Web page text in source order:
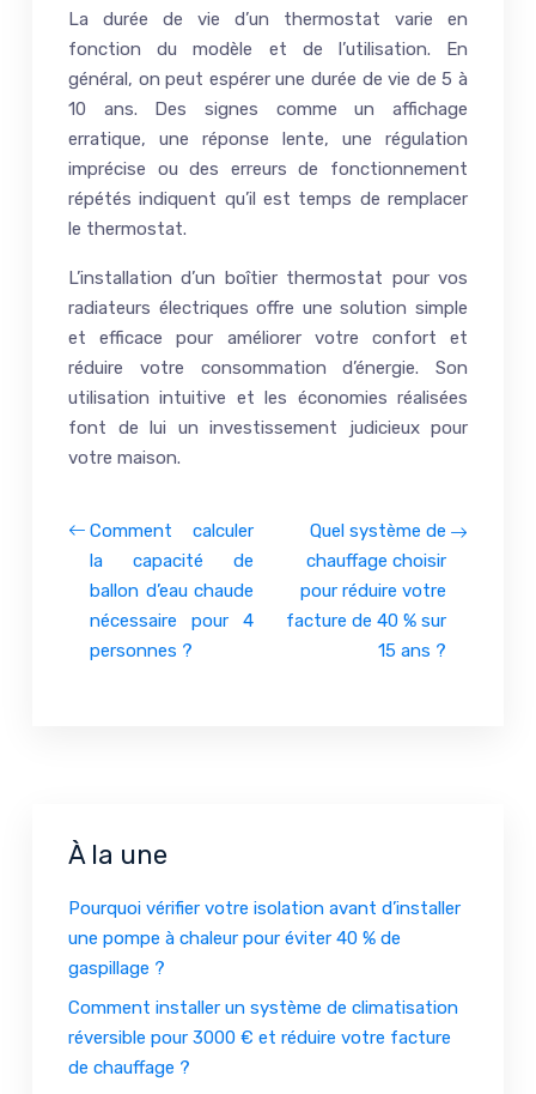
La durée de vie d’un thermostat varie en
fonction du modèle et de l’utilisation. En
général, on peut espérer une durée de vie de 5 à
10 ans. Des signes comme un affichage
erratique, une réponse lente, une régulation
imprécise ou des erreurs de fonctionnement
répétés indiquent qu’il est temps de remplacer
le thermostat.
L’installation d’un boîtier thermostat pour vos
radiateurs électriques offre une solution simple
et efficace pour améliorer votre confort et
réduire votre consommation d’énergie. Son
utilisation intuitive et les économies réalisées
font de lui un investissement judicieux pour
votre maison.
Comment calculer
la capacité de
ballon d’eau chaude
nécessaire pour 4
personnes ?
Quel système de
chauffage choisir
pour réduire votre
facture de 40 % sur
15 ans ?
À la une
Pourquoi vérifier votre isolation avant d’installer
une pompe à chaleur pour éviter 40 % de
gaspillage ?
Comment installer un système de climatisation
réversible pour 3000 € et réduire votre facture
de chauffage ?